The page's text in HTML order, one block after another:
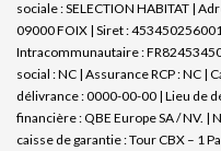
sociale : SELECTION HABITAT |
09000 FOIX | Siret :
Intracommunautaire :
social : NC | Assurance RCP : NC |
délivrance : 0000-00-00 | Lieu de
financière : QBE Europe SA / NV. |
caisse de garantie : Tour CBX – 1